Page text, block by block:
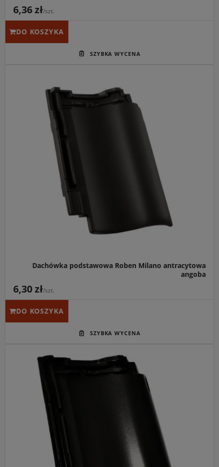
6,36 zł/szt.
DO KOSZYKA
Główne przeznaczenie:
Nowoczesne i trwałe krycie
połaci dachów skośnych na obiektach nowoczesnej
architektury mieszkaniowej.
Idealny do:
Minimalistycznych projektów domów
jednorodzinnych, dachów o skomplikowanej konstrukcji
oraz budynków typu nowoczesna stodoła.
Kluczowa cecha:
Głęboki, matowy odcień antracytu
uzyskany dzięki zaawansowanemu procesowi
angobowania, połączony z elastyczną przesuwnością łat
Dachówka podstawowa Roben Milano antracytowa
angoba
6,30 zł/szt.
DO KOSZYKA
Główne przeznaczenie:
Ekskluzywne i trwałe pokrycie
dachowe dla wymagających projektów rezydencjonalnych
o wysokim standardzie wykończenia.
Idealny do:
Nowoczesnych willi miejskich, luksusowych
obiektów komercyjnych oraz dachów o reprezentacyjnym
charakterze.
Kluczowa cecha:
Lustrzany, głęboki połysk powłoki